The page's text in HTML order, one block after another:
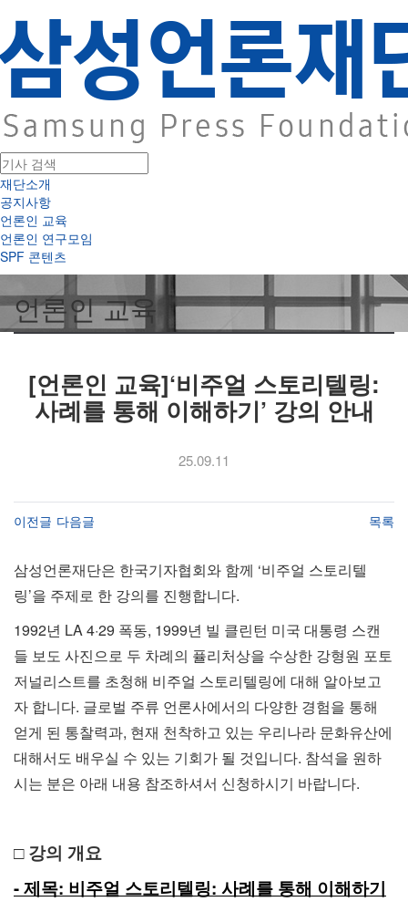
재단소개
공지사항
언론인 교육
언론인 연구모임
SPF 콘텐츠
언론인 교육
[언론인 교육]‘비주얼 스토리텔링:
사례를 통해 이해하기’ 강의 안내
25.09.11
이전글 다음글 목록
삼성언론재단은 한국기자협회와 함께 ‘비주얼 스토리텔
링’을 주제로 한 강의를 진행합니다.
1992년 LA 4·29 폭동, 1999년 빌 클린턴 미국 대통령 스캔
들 보도 사진으로 두 차례의 퓰리처상을 수상한 강형원 포토
저널리스트를 초청해 비주얼 스토리텔링에 대해 알아보고
자 합니다. 글로벌 주류 언론사에서의 다양한 경험을 통해
얻게 된 통찰력과, 현재 천착하고 있는 우리나라 문화유산에
대해서도 배우실 수 있는 기회가 될 것입니다. 참석을 원하
시는 분은 아래 내용 참조하셔서 신청하시기 바랍니다.
□ 강의 개요
- 제목: 비주얼 스토리텔링: 사례를 통해 이해하기